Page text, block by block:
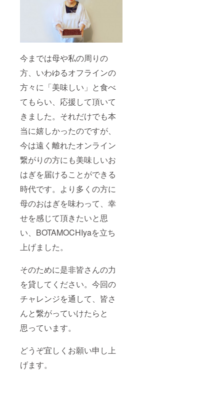
今までは母や私の周りの
方、いわゆるオフラインの
方々に「美味しい」と食べ
てもらい、応援して頂いて
きました。それだけでも本
当に嬉しかったのですが、
今は遠く離れたオンライン
繋がりの方にも美味しいお
はぎを届けることができる
時代です。より多くの方に
母のおはぎを味わって、幸
せを感じて頂きたいと思
い、BOTAMOCHIyaを立ち
上げました。
そのために是非皆さんの力
を貸してください。今回の
チャレンジを通して、皆さ
んと繋がっていけたらと
思っています。
どうぞ宜しくお願い申し上
げます。